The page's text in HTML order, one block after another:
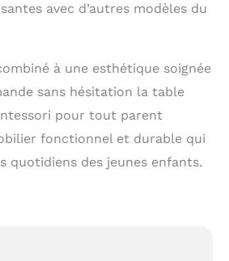
manquantes ou
Nous vous aiderons à
résoudre le problème.
avec d’autres modèles du
à une esthétique soignée
sans hésitation la table
pour tout parent
fonctionnel et durable qui
quotidiens des jeunes enfants.